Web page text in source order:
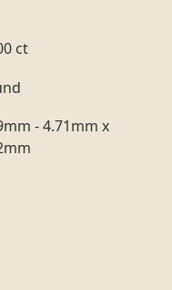
ct
- 4.71mm x